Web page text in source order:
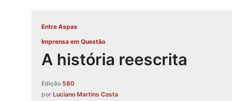
Entre Aspas
Imprensa em Questão
A história reescrita
Edição 580
por Luciano Martins Costa